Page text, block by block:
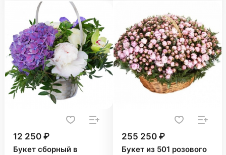
12 250 ₽
Букет сборный в
255 250 ₽
Букет из 501 розового